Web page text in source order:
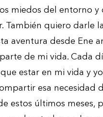
miedos del entorno y
También quiero darle
aventura desde Ene
de mi vida. Cada
estar en mi vida y
esa necesidad
estos últimos meses,